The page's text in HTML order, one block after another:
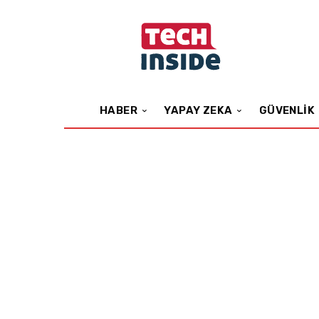
HABER YAPAY ZEKA GÜVENLIK